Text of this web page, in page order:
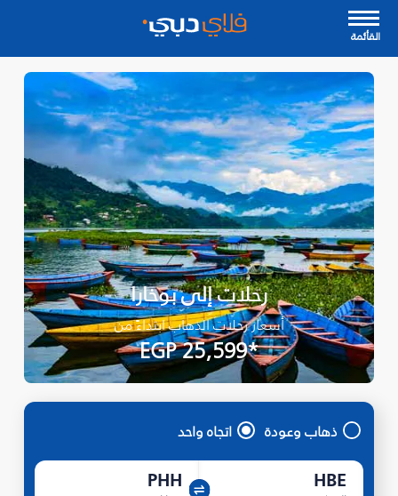
القأئمة
رحلات إلى بوخارا
أسعار رحلات الذهاب ابتداءً من
*EGP 25,599
ذهاب وعودة اتجاه واحد
HBE
PHH